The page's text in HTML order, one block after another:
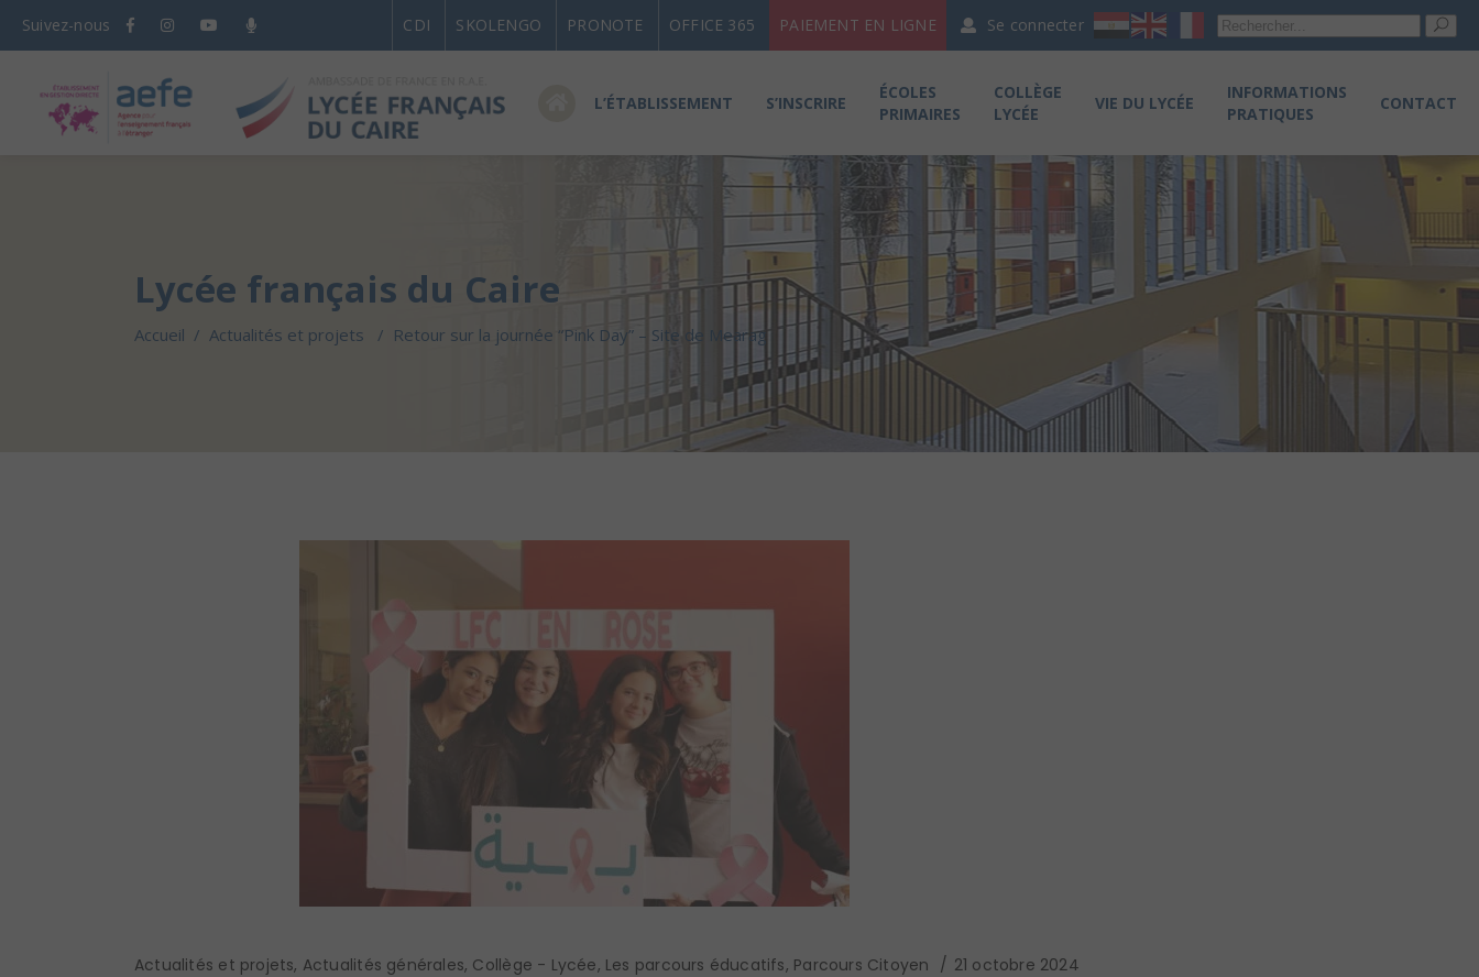
Suivez-nous CDI SKOLENGO PRONOTE OFFICE 365 PAIEMENT EN LIGNE Se connecter
L’ÉTABLISSEMENT S’INSCRIRE
ÉCOLES
PRIMAIRES
COLLÈGE
LYCÉE
VIE DU LYCÉE
INFORMATIONS
PRATIQUES
CONTACT
Lycée français du Caire
Accueil / Actualités et projets / Retour sur la journée “Pink Day” – Site de Mearag
Actualités et projets, Actualités générales, Collège - Lycée, Les parcours éducatifs, Parcours Citoyen 21 octobre 2024